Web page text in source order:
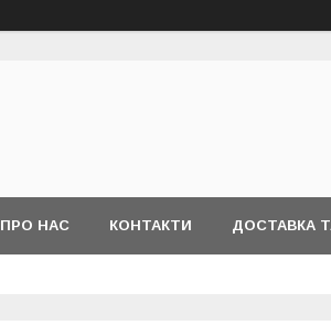
ПРО НАС КОНТАКТИ ДОСТАВКА